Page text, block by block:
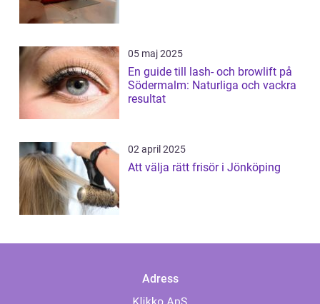
05 maj 2025
En guide till lash- och browlift på
Södermalm: Naturliga och vackra
resultat
02 april 2025
Att välja rätt frisör i Jönköping
Adress